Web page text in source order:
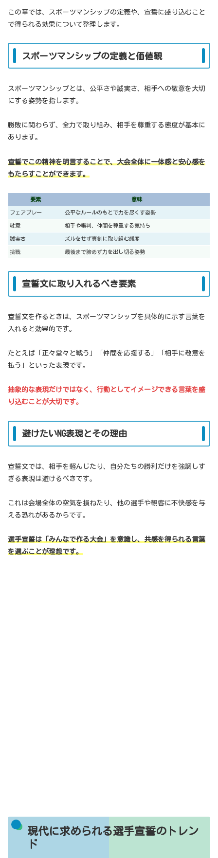
この章では、スポーツマンシップの定義や、宣誓に盛り込むこと
で得られる効果について整理します。
スポーツマンシップの定義と価値観
スポーツマンシップとは、公平さや誠実さ、相手への敬意を大切
にする姿勢を指します。
勝敗に関わらず、全力で取り組み、相手を尊重する態度が基本に
あります。
宣誓でこの精神を明言することで、大会全体に一体感と安心感を
もたらすことができます。
要素 意味
フェアプレー 公平なルールのもとで力を尽くす姿勢
敬意 相手や審判、仲間を尊重する気持ち
誠実さ ズルをせず真剣に取り組む態度
挑戦 最後まで諦めず力を出し切る姿勢
宣誓文に取り入れるべき要素
宣誓文を作るときは、スポーツマンシップを具体的に示す言葉を
入れると効果的です。
たとえば「正々堂々と戦う」「仲間を応援する」「相手に敬意を
払う」といった表現です。
抽象的な表現だけではなく、行動としてイメージできる言葉を盛
り込むことが大切です。
避けたいNG表現とその理由
宣誓文では、相手を軽んじたり、自分たちの勝利だけを強調しす
ぎる表現は避けるべきです。
これは会場全体の空気を損ねたり、他の選手や観客に不快感を与
える恐れがあるからです。
選手宣誓は「みんなで作る大会」を意識し、共感を得られる言葉
を選ぶことが理想です。
現代に求められる選手宣誓のトレン
ド